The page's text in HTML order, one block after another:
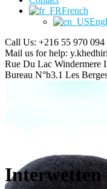
French
Call Us: +216 55 970 094
Mail us for help:
Rue Du Lac Windermere
Bureau N°b3.1 Les
Interwetten